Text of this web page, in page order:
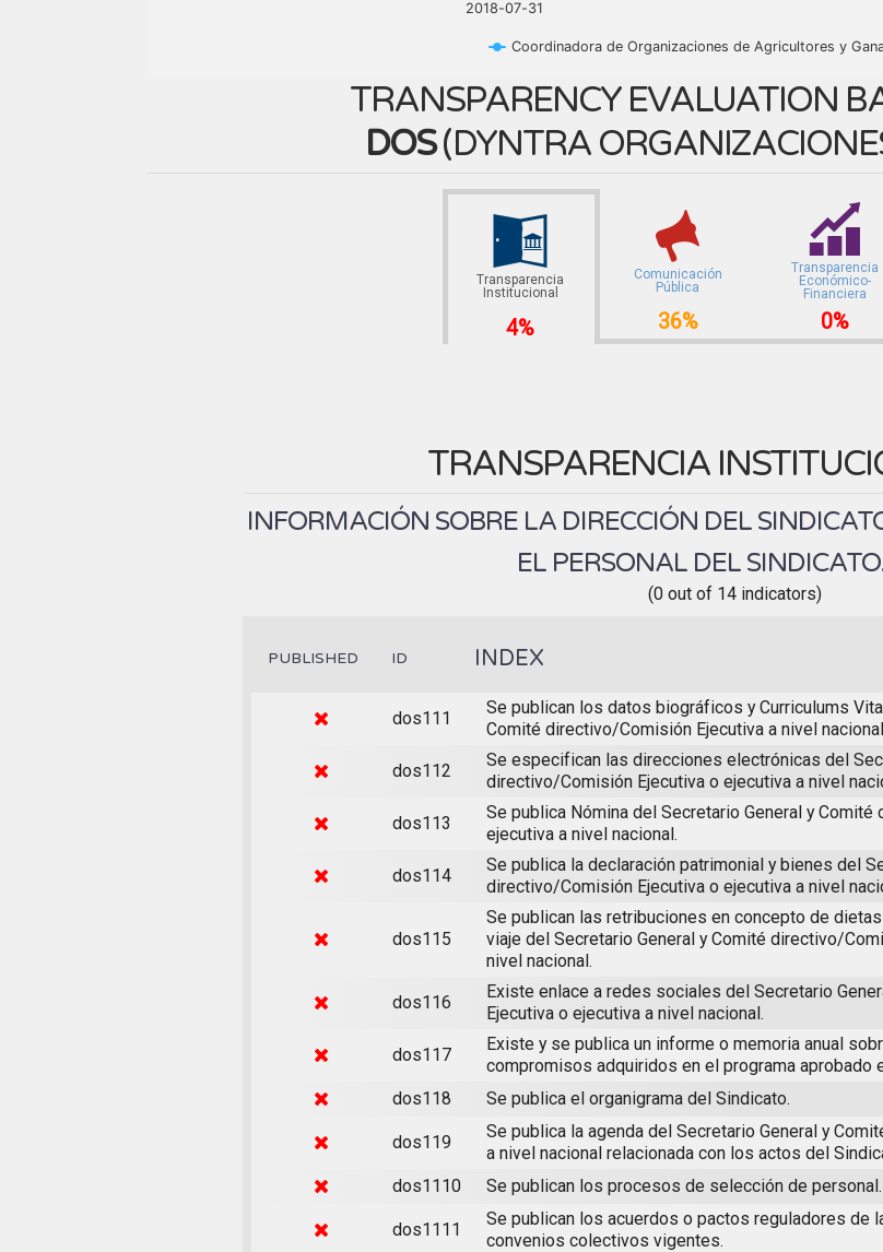
Coordinadora de Organizaciones de Agricultores y
2018-07-31
TRANSPARENCY EVALUATION
DOS(DYNTRA
Transparencia
Institucional
4%
Comunicación
Pública
36%
Transparencia
Económico-
Financiera
0%
TRANSPARENCIA
INFORMACIÓN SOBRE LA DIRECCIÓN DEL
EL PERSONAL DEL
(0 out of 14 indicators)
PUBLISHED ID INDEX
dos111
Se publican los datos biográficos y Curriculums
Comité directivo/Comisión Ejecutiva a nivel
dos112
Se especifican las direcciones electrónicas del
directivo/Comisión Ejecutiva o ejecutiva a nivel
dos113
Se publica Nómina del Secretario General y
ejecutiva a nivel nacional.
dos114
Se publica la declaración patrimonial y bienes del
directivo/Comisión Ejecutiva o ejecutiva a nivel
dos115
Se publican las retribuciones en concepto de
viaje del Secretario General y Comité directivo/
nivel nacional.
dos116
Existe enlace a redes sociales del Secretario
Ejecutiva o ejecutiva a nivel nacional.
dos117
Existe y se publica un informe o memoria anual
compromisos adquiridos en el programa aprobado
dos118
Se publica el organigrama del Sindicato.
dos119
Se publica la agenda del Secretario General y
a nivel nacional relacionada con los actos del
dos1110
Se publican los procesos de selección de personal.
dos1111
Se publican los acuerdos o pactos reguladores de
convenios colectivos vigentes.